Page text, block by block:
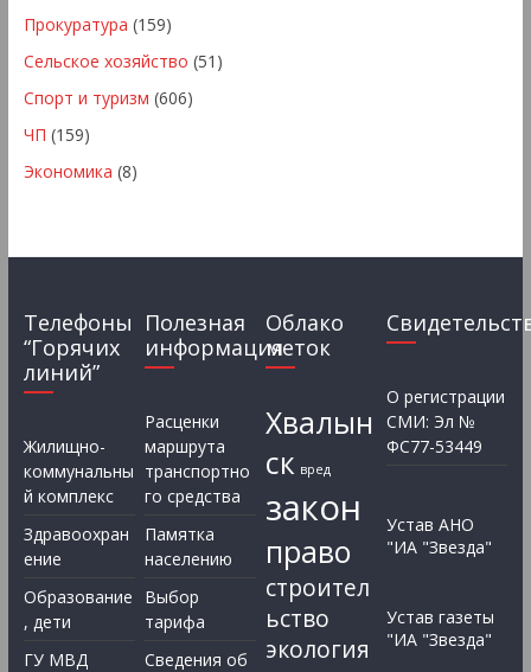
Прокуратура (159)
Сельское хозяйство (51)
Спорт и туризм (606)
ЧП (159)
Экономика (8)
Телефоны
“Горячих
линий”
Жилищно-
коммунальны
й комплекс
Здравоохран
ение
Образование
, дети
ГУ МВД
Полезная
информация
Расценки
маршрута
транспортно
го средства
Памятка
населению
Выбор
тарифа
Сведения об
Облако
меток
Хвалын
ск вред
закон
право
строител
ьство
экология
О регистрации
СМИ: Эл №
ФС77-53449
Устав АНО
"ИА "Звезда"
Устав газеты
"ИА "Звезда"